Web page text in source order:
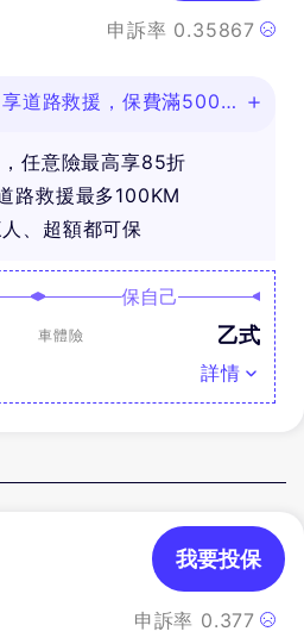
申訴率 0.35867
道路救援，保費滿500即
任意險最高享85折
路救援最多100KM
、超額都可保
保自己
車體險 乙式
詳情
申訴率 0.377
我要投保